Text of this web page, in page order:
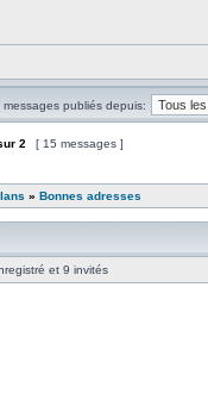
messages publiés depuis:
2 [ 15 messages ]
» Bonnes adresses
et 9 invités